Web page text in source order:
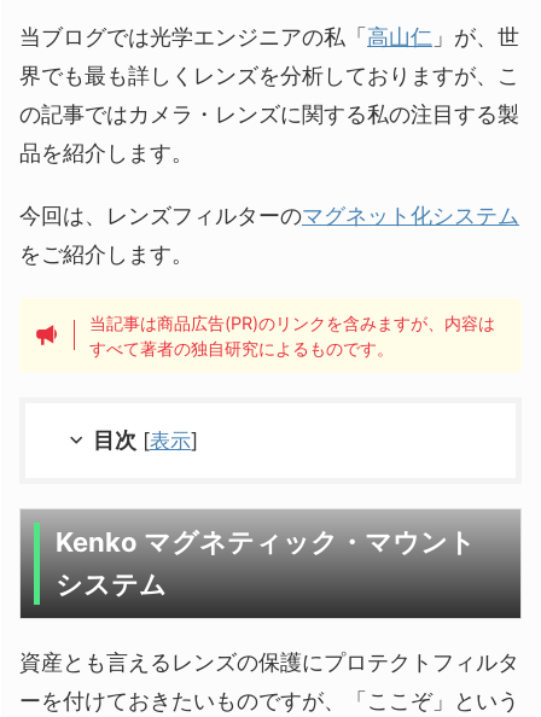
当ブログでは光学エンジニアの私「 高山仁 」が、世
界でも最も詳しくレンズを分析しておりますが、こ
の記事ではカメラ・レンズに関する私の注目する製
品を紹介します。
今回は、レンズフィルターのマグネット化システム
をご紹介します。
当記事は商品広告(PR)のリンクを含みますが、内容は
すべて著者の独自研究によるものです。
目次 [表示]
Kenko マグネティック・マウント
システム
資産とも言えるレンズの保護にプロテクトフィルタ
ーを付けておきたいものですが、「ここぞ」という